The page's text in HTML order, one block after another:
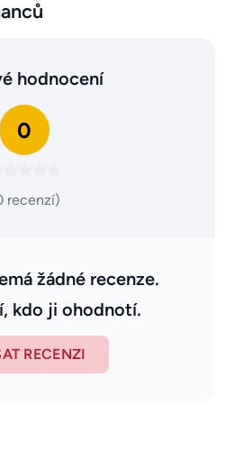
hodnocení
0
recenzí)
žádné recenze.
kdo ji ohodnotí.
RECENZI